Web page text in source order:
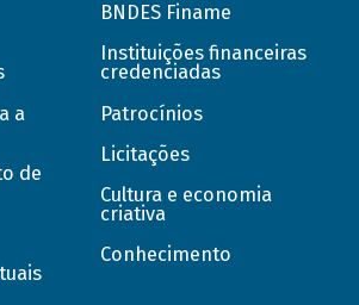
a
de
BNDES Finame
Instituições financeiras
credenciadas
Patrocínios
Licitações
Cultura e economia
criativa
Conhecimento